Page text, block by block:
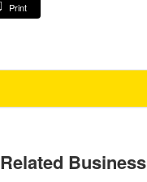
Print
Related Business